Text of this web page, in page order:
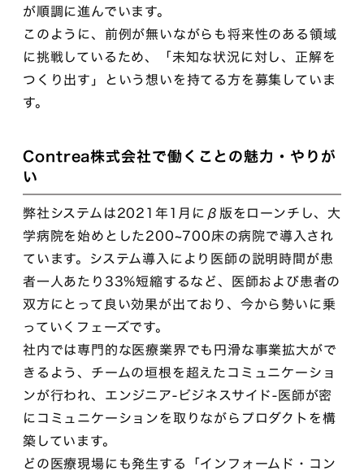
が順調に進んでいます。
このように、前例が無いながらも将来性のある領域
に挑戦しているため、「未知な状況に対し、正解を
つくり出す」という想いを持てる方を募集していま
す。
Contrea株式会社で働くことの魅力・やりが
い
弊社システムは2021年1月にβ版をローンチし、大
学病院を始めとした200~700床の病院で導入され
ています。システム導入により医師の説明時間が患
者一人あたり33%短縮するなど、医師および患者の
双方にとって良い効果が出ており、今から勢いに乗
っていくフェーズです。
社内では専門的な医療業界でも円滑な事業拡大がで
きるよう、チームの垣根を超えたコミュニケーショ
ンが行われ、エンジニア-ビジネスサイド-医師が密
にコミュニケーションを取りながらプロダクトを構
築しています。
どの医療現場にも発生する「インフォームド・コン